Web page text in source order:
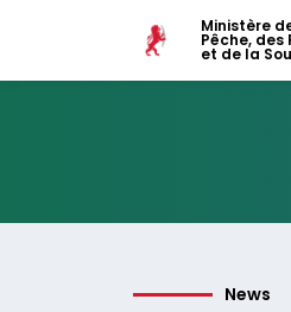
Ministère
Pêche, des
et de la
News